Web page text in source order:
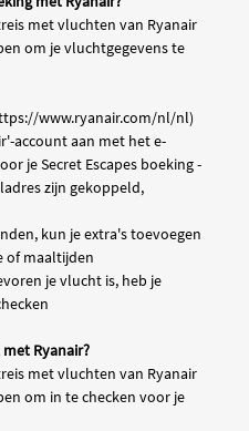
met vluchten van Ryanair
om je vluchtgegevens te
www.ryanair.com/nl/nl)
account aan met het e-
je Secret Escapes boeking -
zijn gekoppeld,
kun je extra's toevoegen
of maaltijden
je vlucht is, heb je
Ryanair?
met vluchten van Ryanair
om in te checken voor je